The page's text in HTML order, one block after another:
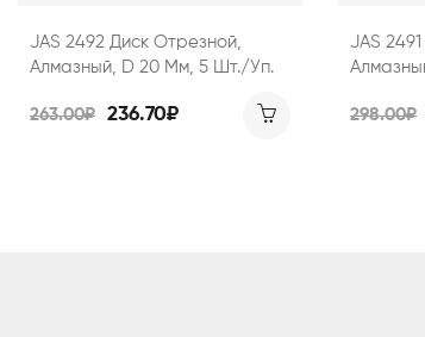
JAS 2492 Диск Отрезной,
Алмазный, D 20 Мм, 5 Шт./уп.
263.00₽ 236.70₽
JAS
298.00₽